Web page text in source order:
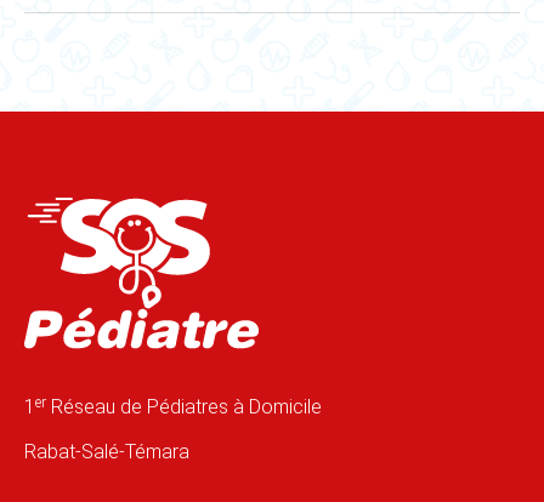
1 er Réseau de Pédiatres à Domicile
Rabat-Salé-Témara